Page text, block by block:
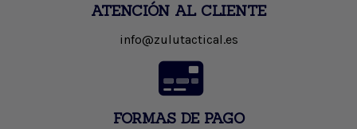
ATENCIÓN AL CLIENTE
info@zulutactical.es
FORMAS DE PAGO